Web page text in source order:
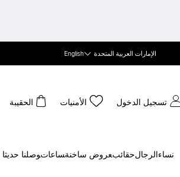
الإمارات العربية المتحدة English
تسجيل الدخول الأمنيات الحقيبة
نساء الرجالحقائب‍عروض ساخنة‍ساعات‍وصلنا حديثا